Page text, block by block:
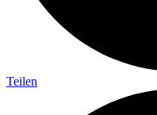
Teilen